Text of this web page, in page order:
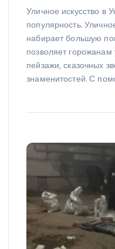
Уличное искусство в
популярность.
набирает большую
позволяет
пейзажи, сказочных
знаменитостей. С